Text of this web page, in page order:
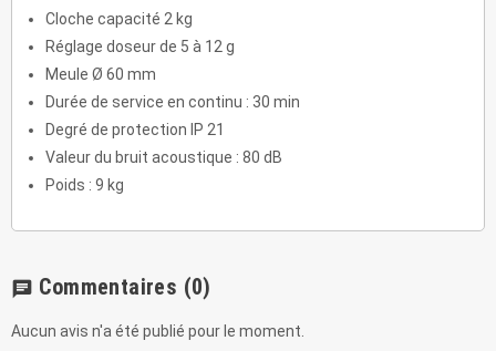
Cloche capacité 2 kg
Réglage doseur de 5 à 12 g
Meule Ø 60 mm
Durée de service en continu : 30 min
Degré de protection IP 21
Valeur du bruit acoustique : 80 dB
Poids : 9 kg
chat Commentaires (0)
Aucun avis n'a été publié pour le moment.